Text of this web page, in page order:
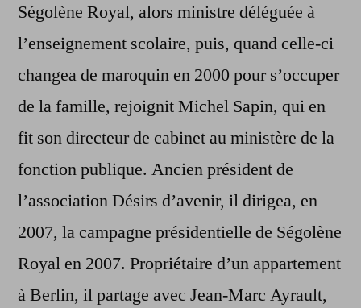
Ségolène Royal, alors ministre déléguée à
l’enseignement scolaire, puis, quand celle-ci
changea de maroquin en 2000 pour s’occuper
de la famille, rejoignit Michel Sapin, qui en
fit son directeur de cabinet au ministère de la
fonction publique. Ancien président de
l’association Désirs d’avenir, il dirigea, en
2007, la campagne présidentielle de Ségolène
Royal en 2007. Propriétaire d’un appartement
à Berlin, il partage avec Jean-Marc Ayrault,